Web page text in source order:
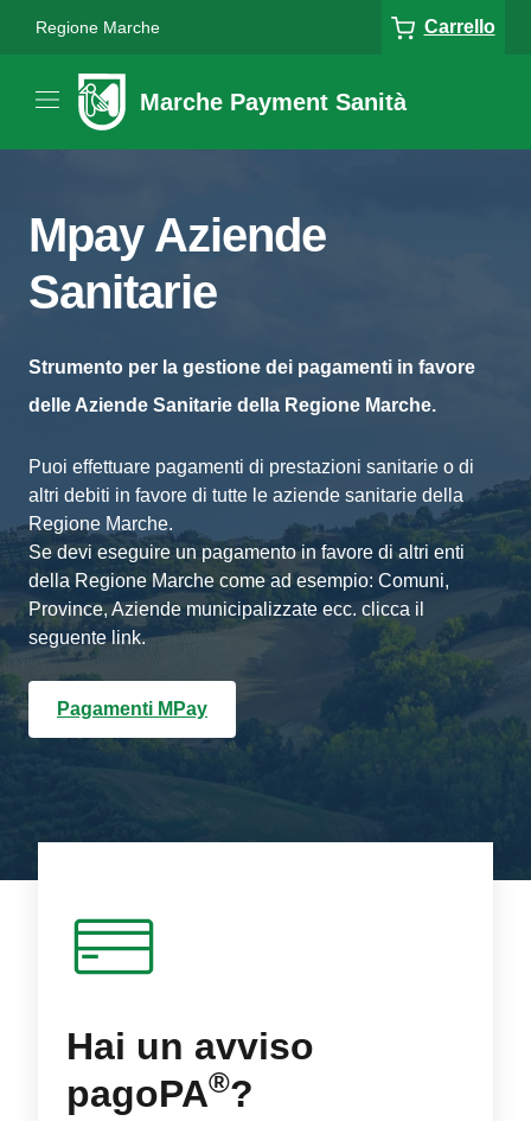
Regione Marche Carrello
Marche Payment Sanità
Mpay Aziende
Sanitarie
Strumento per la gestione dei pagamenti in favore
delle Aziende Sanitarie della Regione Marche.
Puoi effettuare pagamenti di prestazioni sanitarie o di
altri debiti in favore di tutte le aziende sanitarie della
Regione Marche.
Se devi eseguire un pagamento in favore di altri enti
della Regione Marche come ad esempio: Comuni,
Province, Aziende municipalizzate ecc. clicca il
seguente link.
Pagamenti MPay
Hai un avviso
pagoPA®?